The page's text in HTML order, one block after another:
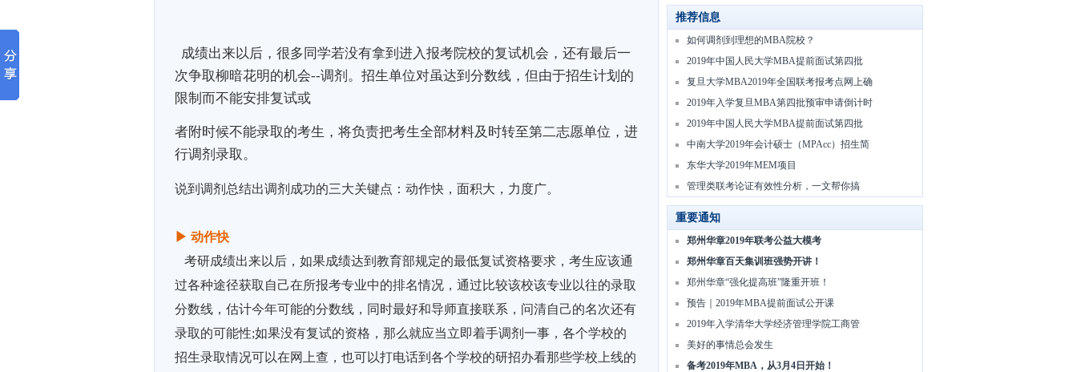
成绩出来以后，很多同学若没有拿到进入报考院校的复试机会，还有最后一
次争取柳暗花明的机会--调剂。招生单位对虽达到分数线，但由于招生计划的
限制而不能安排复试或
者附时候不能录取的考生，将负责把考生全部材料及时转至第二志愿单位，进
行调剂录取。
说到调剂总结出调剂成功的三大关键点：动作快，面积大，力度广。
▶ 动作快
考研成绩出来以后，如果成绩达到教育部规定的最低复试资格要求，考生应该通
过各种途径获取自己在所报考专业中的排名情况，通过比较该校该专业以往的录取
分数线，估计今年可能的分数线，同时最好和导师直接联系，问清自己的名次还有
录取的可能性;如果没有复试的资格，那么就应当立即着手调剂一事，各个学校的
招生录取情况可以在网上查，也可以打电话到各个学校的研招办看那些学校上线的
推荐信息
如何调剂到理想的MBA院校？
2019年中国人民大学MBA提前面试第四批
复旦大学MBA2019年全国联考报考点网上确
2019年入学复旦MBA第四批预审申请倒计时
2019年中国人民大学MBA提前面试第四批
中南大学2019年会计硕士（MPAcc）招生简
东华大学2019年MEM项目
管理类联考论证有效性分析，一文帮你搞
重要通知
郑州华章2019年联考公益大模考
郑州华章百天集训班强势开讲！
郑州华章“强化提高班”隆重开班！
预告｜2019年MBA提前面试公开课
2019年入学清华大学经济管理学院工商管
美好的事情总会发生
备考2019年MBA，从3月4日开始！